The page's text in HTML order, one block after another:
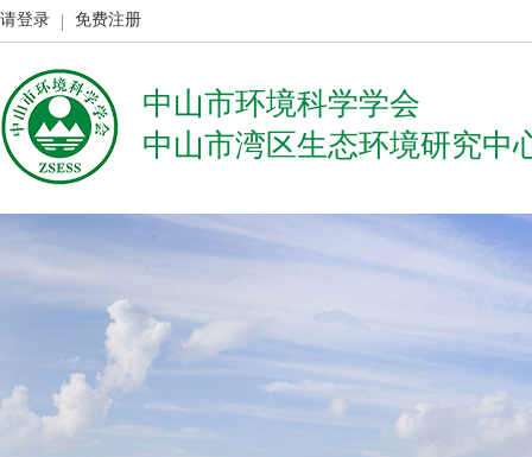
请登录 免费注册
中山市环境科学学会
中山市湾区生态环境研究中